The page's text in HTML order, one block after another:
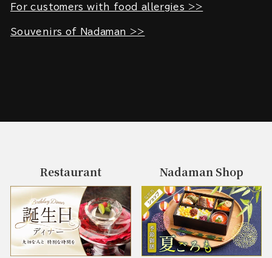
For customers with food allergies >>
Souvenirs of Nadaman >>
Restaurant Nadaman Shop